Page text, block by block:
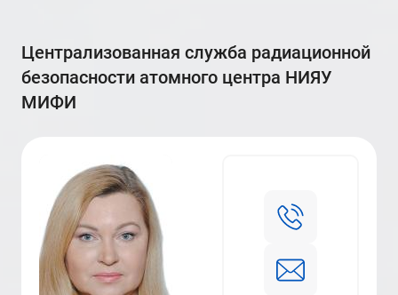
централизованная служба радиационной
безопасности атомного центра НИЯУ
МИФИ